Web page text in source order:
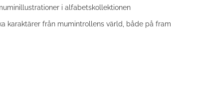
i alfabetskollektionen
karaktärer från mumintrollens värld, både på fram